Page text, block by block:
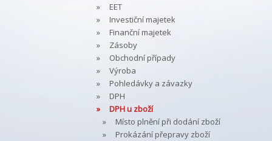
EET
Investiční majetek
Finanční majetek
Zásoby
Obchodní případy
Výroba
Pohledávky a závazky
DPH
DPH u zboží
Místo plnění při dodání zboží
Prokázání přepravy zboží